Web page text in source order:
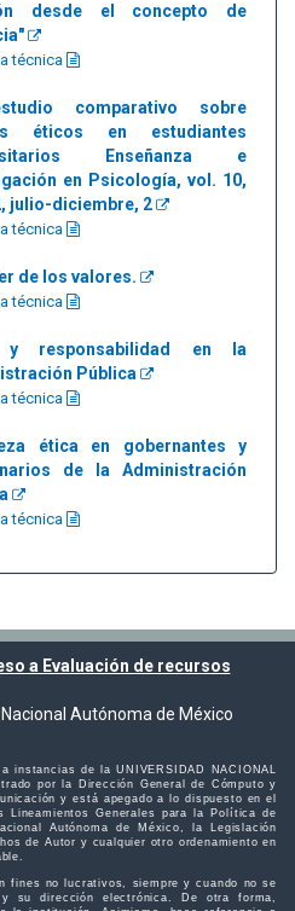
desde el concepto de
técnica
comparativo sobre
éticos en estudiantes
Enseñanza e
en Psicología, vol. 10,
julio-diciembre, 2
técnica
de los valores.
técnica
y responsabilidad en la
Pública
técnica
ética en gobernantes y
de la Administración
técnica
a Evaluación de recursos
Autónoma de México
instancias de la UNIVERSIDAD NACIONAL
por la Dirección General de Cómputo y
y está apegado a lo dispuesto en el
Lineamientos Generales para la Política de
Autónoma de México, la Legislación
de Autor y cualquier otro ordenamiento en
fines no lucrativos, siempre y cuando no se
su dirección electrónica. De otra forma,